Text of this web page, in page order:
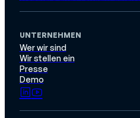
UNTERNEHMEN
Wer wir sind
Wir stellen ein
Presse
Demo